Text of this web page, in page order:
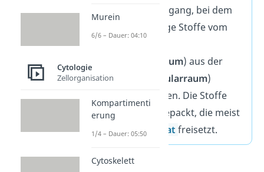
ein Transportvorgang, bei dem
feste oder flüssige Stoffe vom
Intrazellularraum) aus der
Zelle (=
Extrazellularraum)
geschleust werden. Die Stoffe
sind in Vesikel gepackt, die meist
derGolgi-Apparatfreisetzt.
Murein
6/6 – Dauer: 04:10
Cytologie
Zellorganisation
Kompartimenti
erung
1/4 – Dauer: 05:50
Cytoskelett